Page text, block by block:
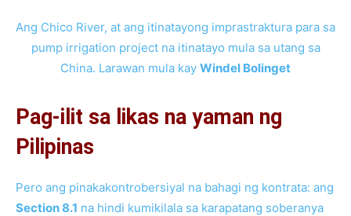
Ang Chico River, at ang itinatayong imprastraktura para sa
pump irrigation project na itinatayo mula sa utang sa
China. Larawan mula kay Windel Bolinget
Pag-ilit sa likas na yaman ng
Pilipinas
Pero ang pinakakontrobersiyal na bahagi ng kontrata: ang
Section 8.1 na hindi kumikilala sa karapatang soberanya